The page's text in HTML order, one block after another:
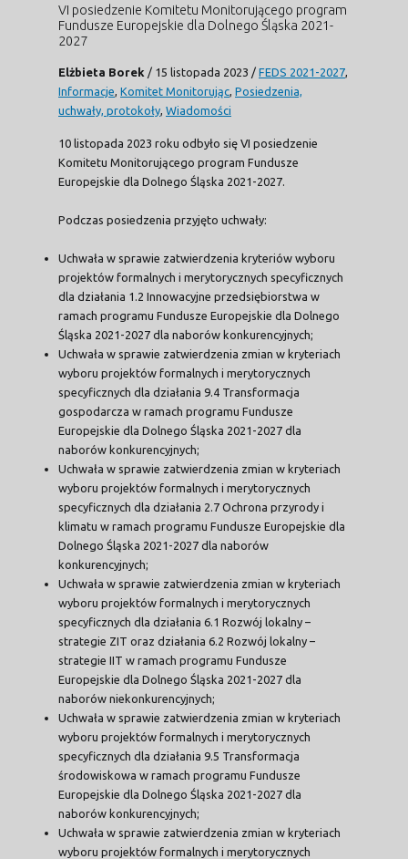
VI posiedzenie Komitetu Monitorującego program
Fundusze Europejskie dla Dolnego Śląska 2021-
2027
Elżbieta Borek / 15 listopada 2023 / FEDS 2021-2027
Informacje Komitet Monitorując Posiedzenia,
uchwały, protokoły Wiadomości
10 listopada 2023 roku odbyło się VI posiedzenie
Komitetu Monitorującego program Fundusze
Europejskie dla Dolnego Śląska 2021-2027.
Podczas posiedzenia przyjęto uchwały:
Uchwała w sprawie zatwierdzenia kryteriów wyboru
projektów formalnych i merytorycznych specyficznych
dla działania 1.2 Innowacyjne przedsiębiorstwa w
ramach programu Fundusze Europejskie dla Dolnego
Śląska 2021-2027 dla naborów konkurencyjnych;
Uchwała w sprawie zatwierdzenia zmian w kryteriach
wyboru projektów formalnych i merytorycznych
specyficznych dla działania 9.4 Transformacja
gospodarcza w ramach programu Fundusze
Europejskie dla Dolnego Śląska 2021-2027 dla
naborów konkurencyjnych;
Uchwała w sprawie zatwierdzenia zmian w kryteriach
wyboru projektów formalnych i merytorycznych
specyficznych dla działania 2.7 Ochrona przyrody i
klimatu w ramach programu Fundusze Europejskie dla
Dolnego Śląska 2021-2027 dla naborów
konkurencyjnych;
Uchwała w sprawie zatwierdzenia zmian w kryteriach
wyboru projektów formalnych i merytorycznych
specyficznych dla działania 6.1 Rozwój lokalny –
strategie ZIT oraz działania 6.2 Rozwój lokalny –
strategie IIT w ramach programu Fundusze
Europejskie dla Dolnego Śląska 2021-2027 dla
naborów niekonkurencyjnych;
Uchwała w sprawie zatwierdzenia zmian w kryteriach
wyboru projektów formalnych i merytorycznych
specyficznych dla działania 9.5 Transformacja
środowiskowa w ramach programu Fundusze
Europejskie dla Dolnego Śląska 2021-2027 dla
naborów konkurencyjnych;
Uchwała w sprawie zatwierdzenia zmian w kryteriach
wyboru projektów formalnych i merytorycznych